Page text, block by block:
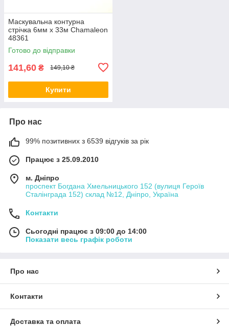
Маскувальна контурна
стрічка 6мм х 33м Chamaleon
48361
Готово до відправки
141,60 ₴ 149,10 ₴
Купити
Про нас
99% позитивних з 6539 відгуків за рік
Працює з 25.09.2010
м. Дніпро
проспект Богдана Хмельницького 152 (вулиця Героїв
Сталінграда 152) склад №12, Дніпро, Україна
Контакти
Сьогодні працює з 09:00 до 14:00
Показати весь графік роботи
Про нас
Контакти
Доставка та оплата